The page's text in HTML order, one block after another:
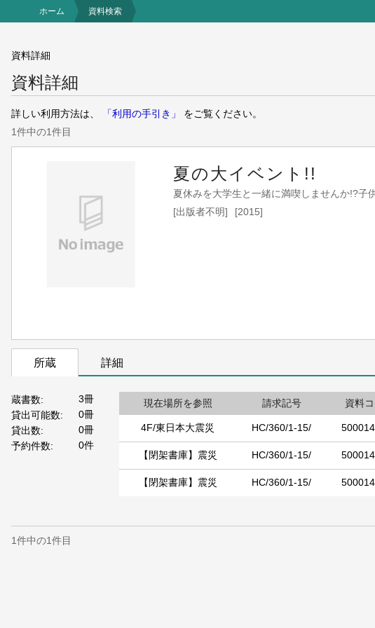
ホーム 資料検索
資料詳細
資料詳細
詳しい利用方法は、 「利用の手引き」
をご覧ください。
1件中の1件目
夏の大イベント!!
夏休みを大学生と一緒に満喫しませんか!?子
[出版者不明]
[2015]
所蔵 詳細
蔵書数
3冊
貸出可能数
0冊
貸出数
0冊
予約件数
0件
現在場所を参照 請求記号 資料
4F/東日本大震災 HC/360/1-15/
【閉架書庫】震災 HC/360/1-15/
【閉架書庫】震災 HC/360/1-15/
1件中の1件目